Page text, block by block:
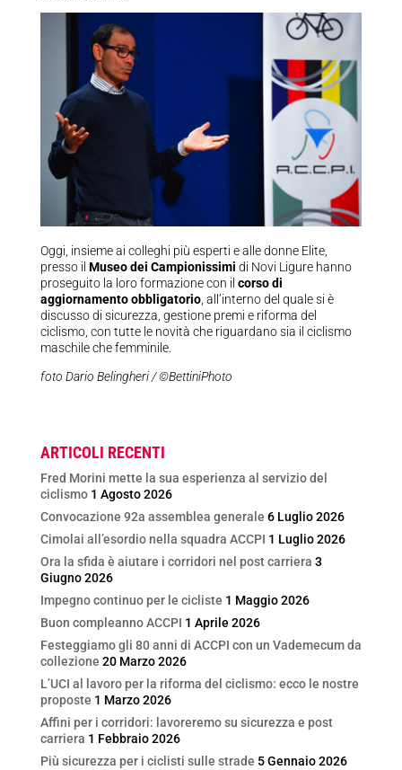
Oggi, insieme ai colleghi più esperti e alle donne Elite,
presso il Museo dei Campionissimi di Novi Ligure hanno
proseguito la loro formazione con il corso di
aggiornamento obbligatorio, all’interno del quale si è
discusso di sicurezza, gestione premi e riforma del
ciclismo, con tutte le novità che riguardano sia il ciclismo
maschile che femminile.
foto Dario Belingheri / ©BettiniPhoto
ARTICOLI RECENTI
Fred Morini mette la sua esperienza al servizio del
ciclismo 1 Agosto 2026
Convocazione 92a assemblea generale 6 Luglio 2026
Cimolai all’esordio nella squadra ACCPI 1 Luglio 2026
Ora la sfida è aiutare i corridori nel post carriera 3
Giugno 2026
Impegno continuo per le cicliste 1 Maggio 2026
Buon compleanno ACCPI 1 Aprile 2026
Festeggiamo gli 80 anni di ACCPI con un Vademecum da
collezione 20 Marzo 2026
L’UCI al lavoro per la riforma del ciclismo: ecco le nostre
proposte 1 Marzo 2026
Affini per i corridori: lavoreremo su sicurezza e post
carriera 1 Febbraio 2026
Più sicurezza per i ciclisti sulle strade 5 Gennaio 2026